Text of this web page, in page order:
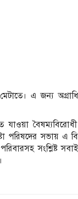
এ জন্য
যাওয়া
পরিষদের সভায় এ
সংশ্লিষ্ট